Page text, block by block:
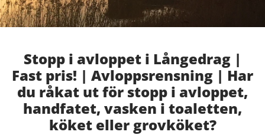
Stopp i avloppet i Långedrag |
Fast pris! | Avloppsrensning | Har
du råkat ut för stopp i avloppet,
handfatet, vasken i toaletten,
köket eller grovköket?